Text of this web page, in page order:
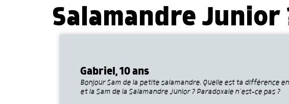
Salamandre Junior
Gabriel, 10 ans
Bonjour Sam de la petite salamandre. Quelle est ta différence
et la Sam de la Salamandre Junior ? Paradoxale n’est-ce pas ?